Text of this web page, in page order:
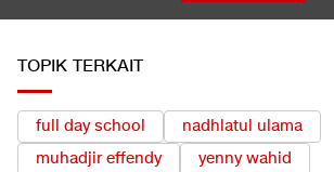
TOPIK TERKAIT
full day school
nadhlatul ulama
muhadjir effendy
yenny wahid